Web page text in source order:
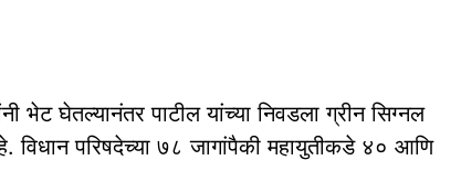
भेट घेतल्यानंतर पाटील यांच्या निवडला ग्रीन सिग्नल
विधान परिषदेच्या ७८ जागांपैकी महायुतीकडे ४० आणि